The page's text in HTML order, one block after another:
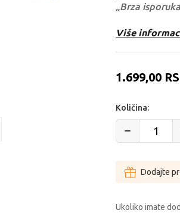
„Brza
Više
1.699,00
Količina:
Dodajte
Ukoliko imate